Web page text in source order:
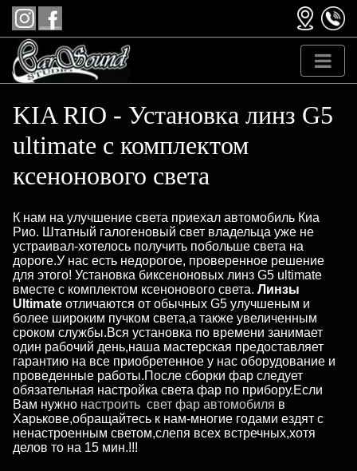
KIA RIO - Установка линз G5
ultimate с комплектом
ксенонового света
К нам на улучшение света приехал автомобиль Киа
Рио. Штатный галогеновый свет владельца уже не
устраивал-хотелось получить побольше света на
дороге.У нас есть недорогое, проверенное решение
для этого! Установка биксеноновых линз G5 ultimate
вместе с комплектом ксенонового света. Линзы
Ultimate отличаются от обычных G5 улучшеным и
более широким пучком света,а также увеличенным
сроком службы.Вся установка по времени занимает
один рабочий день,наша мастерская предоставляет
гарантию на все приобретенное у нас оборудование и
проведенные работы.После сборки фар следует
обязательная настройка света фар по прибору.Если
Вам нужно настроить свет фар автомобиля в
Харькове,обращайтесь к нам-многие годами ездят с
ненастроенным светом,слепя всех встречных,хотя
делов то на 15 мин.!!!